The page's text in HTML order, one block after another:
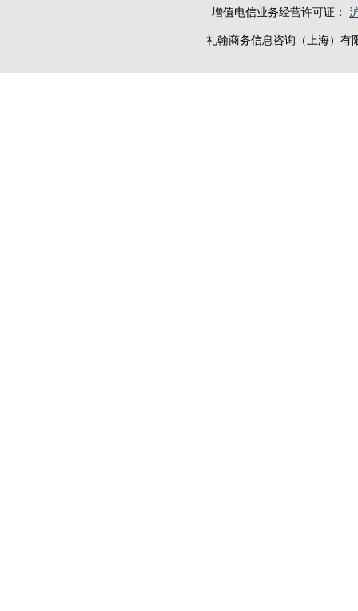
增值电信业务经营许可证：
礼翰商务信息咨询（上海）